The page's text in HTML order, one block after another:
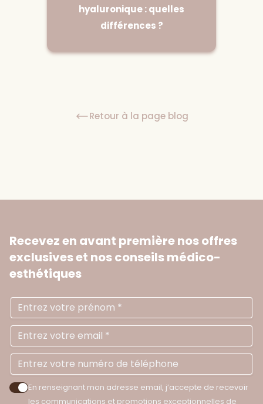
hyaluronique : quelles
différences ?
Retour à la page blog
Recevez en avant première nos offres
exclusiveset nos conseils médico-
esthétiques
Prénom
Accepter les politiques de confidentialité
En renseignant mon adresse email, j’accepte de recevoir
les communications et promotions exceptionnelles de